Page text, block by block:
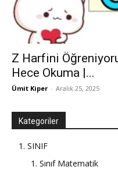
Z Harfini
Hece Okuma |...
Ümit Kiper - Aralık 25, 2025
Kategoriler
1. SINIF
1. Sınıf Matematik